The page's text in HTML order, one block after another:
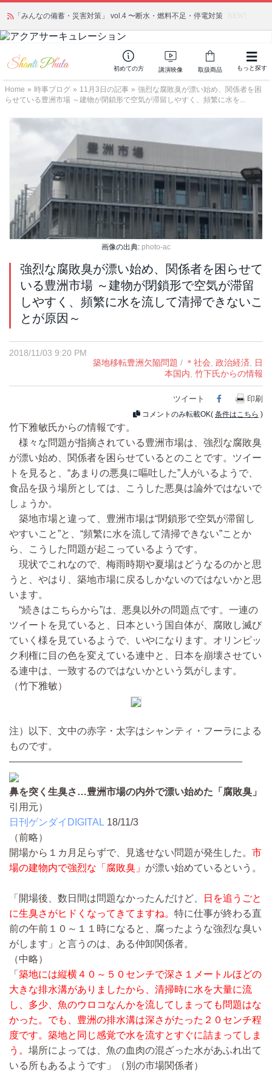
「みんなの備蓄・災害対策」 vol.4 〜断水・燃料不足・停電対策
初めての方 講演映像 取扱商品 もっと探す
Home » 時事ブログ » 11月3日の記事 » 強烈な腐敗臭が漂い始め、関係者を困
らせている豊洲市場 ～建物が閉鎖形で空気が滞留しやすく、頻繁に水を...
画像の出典: photo-ac
強烈な腐敗臭が漂い始め、関係者を困らせて
いる豊洲市場 ～建物が閉鎖形で空気が滞留
しやすく、頻繁に水を流して清掃できないこ
とが原因～
2018/11/03 9:20 PM
築地移転豊洲欠陥問題 / ＊社会, 政治経済, 日
本国内, 竹下氏からの情報
ツイート Facebook
印刷
コメントのみ転載OK( 条件はこちら )
竹下雅敏氏からの情報です。
様々な問題が指摘されている豊洲市場は、強烈な腐敗臭
が漂い始め、関係者を困らせているとのことです。ツイー
トを見ると、“あまりの悪臭に嘔吐した”人がいるようで、
食品を扱う場所としては、こうした悪臭は論外ではないで
しょうか。
築地市場と違って、豊洲市場は“閉鎖形で空気が滞留し
やすいこと”と、“頻繁に水を流して清掃できない”ことか
ら、こうした問題が起こっているようです。
現状でこれなので、梅雨時期や夏場はどうなるのかと思
うと、やはり、築地市場に戻るしかないのではないかと思
います。
“続きはこちらから”は、悪臭以外の問題点です。一連の
ツイートを見ていると、日本という国自体が、腐敗し滅び
ていく様を見ているようで、いやになります。オリンピッ
ク利権に目の色を変えている連中と、日本を崩壊させてい
る連中は、一致するのではないかという気がします。
（竹下雅敏）
注）以下、文中の赤字・太字はシャンティ・フーラによる
ものです。
————————————————————————
鼻を突く生臭さ…豊洲市場の内外で漂い始めた「腐敗臭」
引用元）
日刊ゲンダイDIGITAL 18/11/3
（前略）
開場から１カ月足らずで、見逃せない問題が発生した。 市
場の建物内で強烈な「腐敗臭」 が漂い始めているという。
「開場後、数日間は問題なかったんだけど、
日を追うごと
に生臭さがヒドくなってきてますね。 特に仕事が終わる直
前の午前１０～１１時になると、腐ったような強烈な臭い
がします」と言うのは、ある仲卸関係者。
（中略）
「 築地には縦横４０～５０センチで深さ１メートルほどの
大きな排水溝がありましたから、清掃時に水を大量に流
し、多少、魚のウロコなんかを流してしまっても問題はな
かった。でも、豊洲の排水溝は深さがたった２０センチ程
度です。築地と同じ感覚で水を流すとすぐに詰まってしま
う。 場所によっては、魚の血肉の混ざった水があふれ出て
いる所もあるようです」（別の市場関係者）